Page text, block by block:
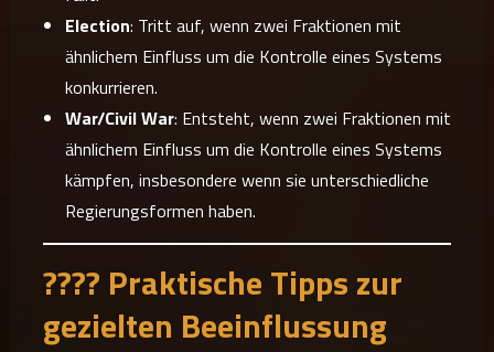
Election: Tritt auf, wenn zwei Fraktionen mit
ähnlichem Einfluss um die Kontrolle eines Systems
konkurrieren.
War/Civil War: Entsteht, wenn zwei Fraktionen mit
ähnlichem Einfluss um die Kontrolle eines Systems
kämpfen, insbesondere wenn sie unterschiedliche
Regierungsformen haben.
????️ Praktische Tipps zur
gezielten Beeinflussung